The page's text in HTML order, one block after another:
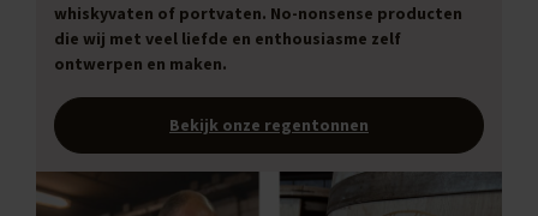
whiskyvaten of portvaten. No-nonsense producten
die wij met veel liefde en enthousiasme zelf
ontwerpen en maken.
Bekijk onze regentonnen